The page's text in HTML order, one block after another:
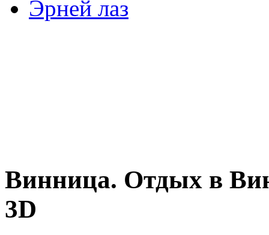
Эрней лаз
Винница. Отдых в
3D